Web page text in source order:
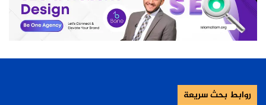
روابط بحث سريعة